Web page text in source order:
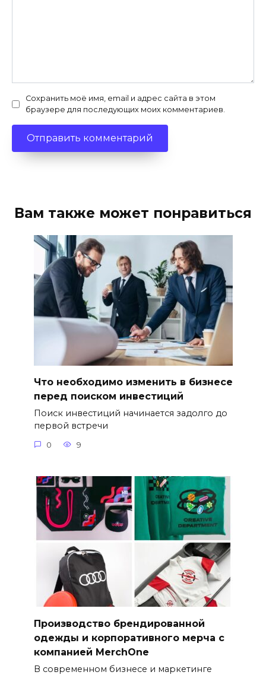
Сохранить моё имя, email и адрес сайта в этом
браузере для последующих моих комментариев.
Вам также может понравиться
Что необходимо изменить в бизнесе
перед поиском инвестиций
Поиск инвестиций начинается задолго до
первой встречи
0 9
Производство брендированной
одежды и корпоративного мерча с
компанией MerchOne
В современном бизнесе и маркетинге